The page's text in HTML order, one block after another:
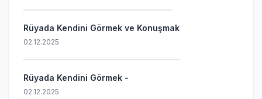
Rüyada Kendini Görmek ve Konuşmak
02.12.2025
Rüyada Kendini Görmek -
02.12.2025